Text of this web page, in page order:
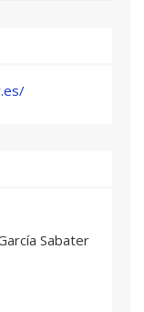
del sector
a Titular
Sabater